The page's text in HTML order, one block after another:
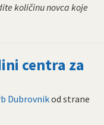
količinu novca koje
centra za
Dubrovnikod strane